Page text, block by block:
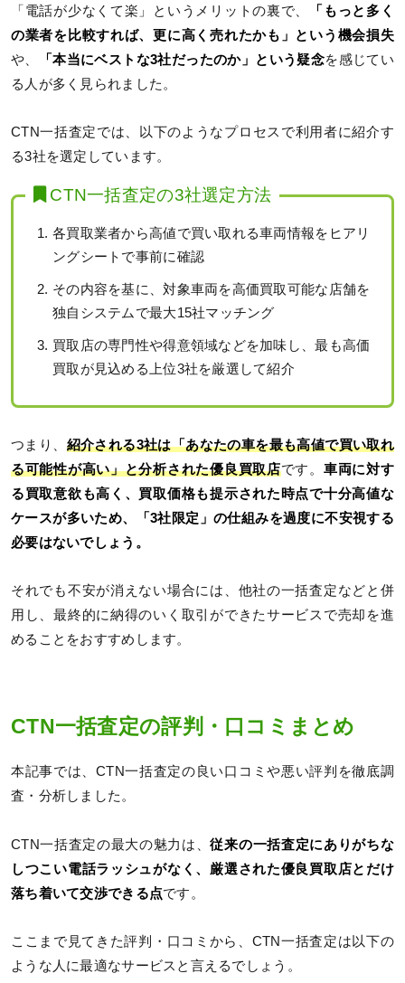
「電話が少なくて楽」というメリットの裏で、
「もっと多く
の業者を比較すれば、更に高く売れたかも」という機会損失
や、
「本当にベストな3社だったのか」という疑念を感じてい
る人が多く見られました。
CTN一括査定では、以下のようなプロセスで利用者に紹介す
る3社を選定しています。
CTN一括査定の3社選定方法
各買取業者から高値で買い取れる車両情報をヒアリ
ングシートで事前に確認
その内容を基に、対象車両を高価買取可能な店舗を
独自システムで最大15社マッチング
買取店の専門性や得意領域などを加味し、最も高価
買取が見込める上位3社を厳選して紹介
つまり、 紹介される3社は「あなたの車を最も高値で買い取れ
る可能性が高い」と分析された優良買取店です。 車両に対す
る買取意欲も高く、買取価格も提示された時点で十分高値な
ケースが多いため、「3社限定」の仕組みを過度に不安視する
必要はないでしょう。
それでも不安が消えない場合には、他社の一括査定などと併
用し、最終的に納得のいく取引ができたサービスで売却を進
めることをおすすめします。
CTN一括査定の評判・口コミまとめ
本記事では、CTN一括査定の良い口コミや悪い評判を徹底調
査・分析しました。
CTN一括査定の最大の魅力は、従来の一括査定にありがちな
しつこい電話ラッシュがなく、厳選された優良買取店とだけ
落ち着いて交渉できる点です。
ここまで見てきた評判・口コミから、CTN一括査定は以下の
ような人に最適なサービスと言えるでしょう。